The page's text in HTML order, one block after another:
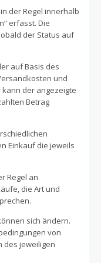
der Regel innerhalb
erfasst. Die
der Status auf
auf Basis des
und
der angezeigte
Betrag
Einkauf die jeweils
Regel an
die Art und
sich ändern.
von
des jeweiligen